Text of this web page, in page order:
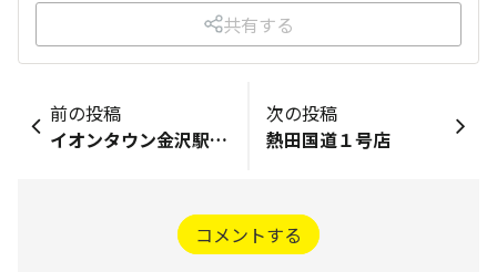
共有する
前の投稿
イオンタウン金沢駅西本町店
次の投稿
熱田国道１号店
コメントする